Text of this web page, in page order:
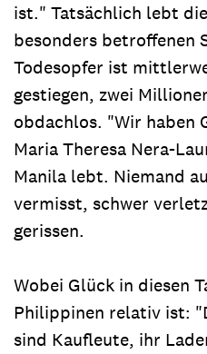
ist." Tatsächlich lebt
besonders betroffenen
Todesopfer ist
gestiegen, zwei
obdachlos. "Wir haben
Maria Theresa Nera-
Manila lebt. Niemand
vermisst, schwer
gerissen.
Wobei Glück in diesen
Philippinen relativ ist:
sind Kaufleute, ihr